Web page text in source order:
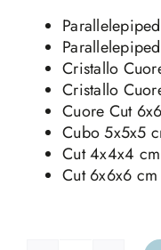
Cristallo
Cristallo
Cuore Cut
Cubo 5x5x5
Cut 4x4x4 cm
Cut 6x6x6 cm